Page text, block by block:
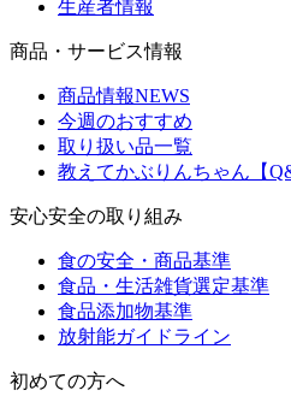
生産者情報
商品・サービス情報
商品情報NEWS
今週のおすすめ
取り扱い品一覧
教えてかぶりんちゃん【
安心安全の取り組み
食の安全・商品基準
食品・生活雑貨選定基準
食品添加物基準
放射能ガイドライン
初めての方へ